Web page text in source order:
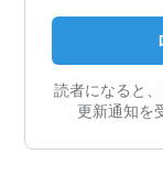
読者になると
更新通知を